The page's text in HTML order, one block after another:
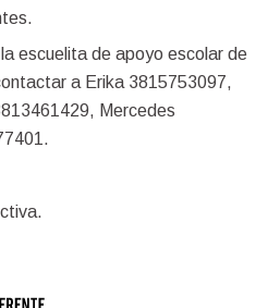
escuelita de apoyo escolar de
a Erika 3815753097,
Mercedes